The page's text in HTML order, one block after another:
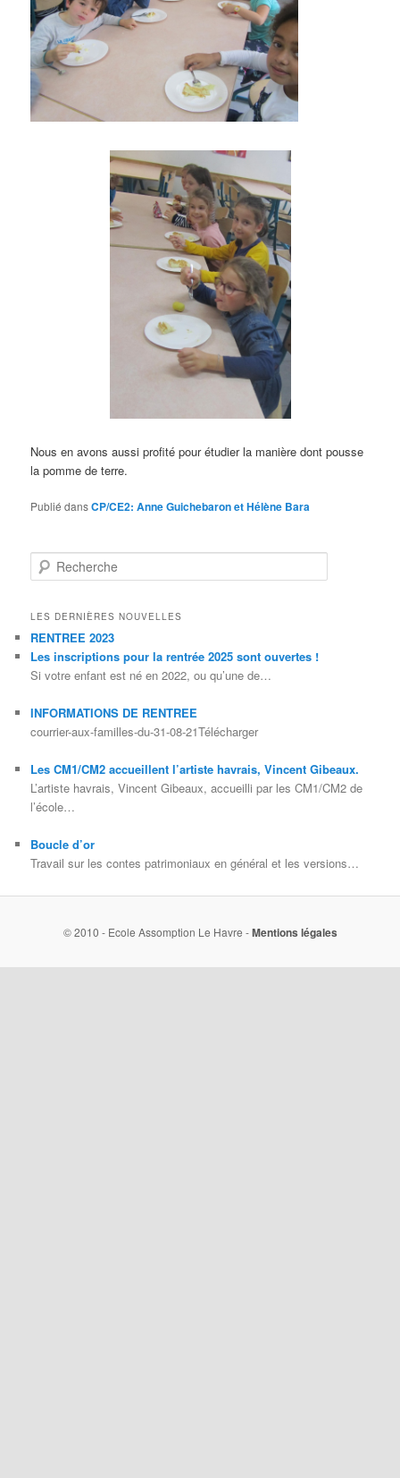
Nous en avons aussi profité pour étudier la manière dont pousse
la pomme de terre.
Publié dansCP/CE2: Anne Guichebaron et Hélène Bara
Recherche
LES DERNIÈRES NOUVELLES
RENTREE 2023
Les inscriptions pour la rentrée 2025 sont ouvertes !
Si votre enfant est né en 2022, ou qu’une de…
INFORMATIONS DE RENTREE
courrier-aux-familles-du-31-08-21Télécharger
Les CM1/CM2 accueillent l’artiste havrais, Vincent Gibeaux.
L’artiste havrais, Vincent Gibeaux, accueilli par les CM1/CM2 de
l’école…
Boucle d’or
Travail sur les contes patrimoniaux en général et les versions…
© 2010 - Ecole Assomption Le Havre -Mentions légales